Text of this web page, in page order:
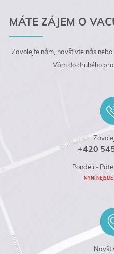
MÁTE ZÁJEM O
Zavolejte nám, navštivte nás
Vám do druhého
+420
Pondělí -
NYNÍ